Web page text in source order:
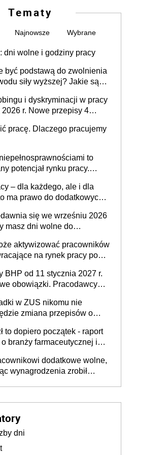
Tematy
Najnowsze Wybrane
dni wolne i godziny pracy
być podstawą do zwolnienia
siły wyższej? Jakie są
i dyskryminacji w pracy
r. Nowe przepisy 4
pracę. Dlaczego pracujemy
to
potencjał rynku pracy.
refundacji, ale bariery po
i świadomości
– dla każdego, ale i dla
ma prawo do dodatkowych
się we wrześniu 2026
masz dni wolne do
aktywizować pracowników
na rynek pracy po
Powstanie Fundusz
w Zatrudnianiu?
BHP od 11 stycznia 2027 r.
obowiązki. Pracodawcy
w ZUS nikomu nie
zmiana przepisów o
społecznym
to dopiero początek - raport
o branży farmaceutycznej i
dodatkowe wolne,
wynagrodzenia zrobił
dni